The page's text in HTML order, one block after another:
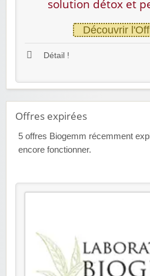
solution détox et
Découvrir
Détail !
Offres expirées
5 offres Biogemm récemment
encore fonctionner.